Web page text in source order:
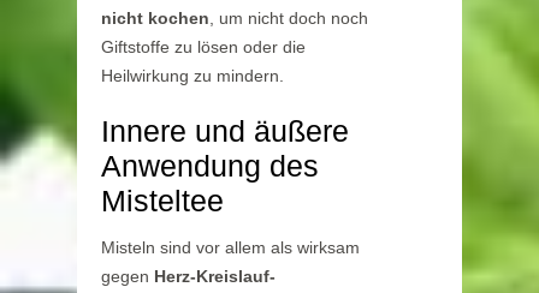
nicht kochen , um nicht doch noch
Giftstoffe zu lösen oder die
Heilwirkung zu mindern.
Innere und äußere
Anwendung des
Misteltee
Misteln sind vor allem als wirksam
gegen Herz-Kreislauf-